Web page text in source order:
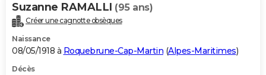
Suzanne RAMALLI (95 ans)
Créer une cagnotte obsèques
Naissance
08/05/1918 à Roquebrune-Cap-Martin (Alpes-Maritimes)
Décès